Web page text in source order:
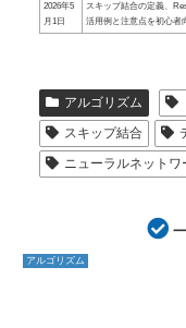
2026年5
月1日
スキップ結合の定義、
活用例と注意点を初心者
アルゴリズム
スキップ結合
ニューラルネットワ
アルゴリズム